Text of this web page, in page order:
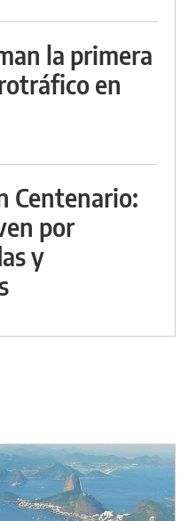
la primera
en
Centenario:
por
y